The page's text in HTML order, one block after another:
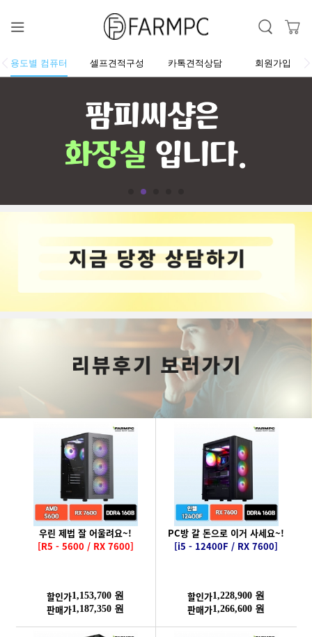
용도별 컴퓨터 셀프견적구성 카톡견적상담 회원가입
우린 제법 잘 어울려요~!
[R5 - 5600 / RX 7600]
할인가1,153,700 원
판매가1,187,350 원
PC방 갈 돈으로 이거 사세요~!
[i5 - 12400F / RX 7600]
할인가1,228,900 원
판매가1,266,600 원